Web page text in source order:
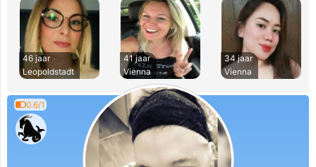
46 jaar
Leopoldstadt
41 jaar
Vienna
34 jaar
Vienna
0.6/1